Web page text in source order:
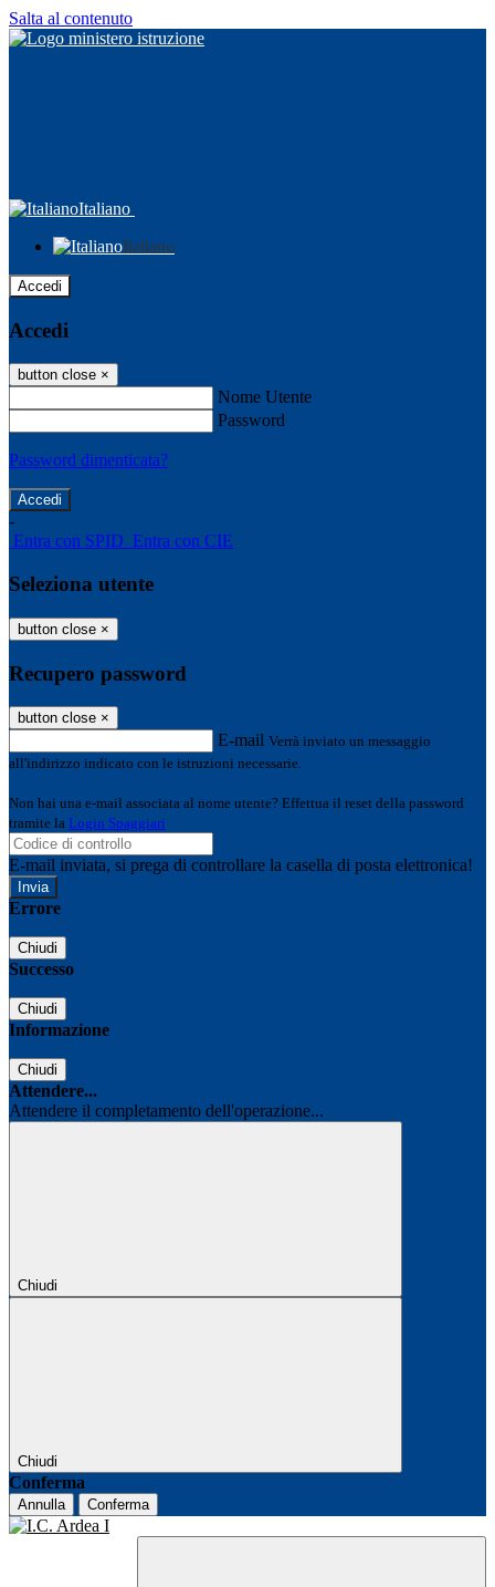
Salta al contenuto
Italiano
Italiano
Accedi
Accedi
button close ×
Nome Utente
Password
Password dimenticata?
-
Entra con SPID Entra con CIE
Seleziona utente
button close ×
Recupero password
button close ×
E-mail Verrà inviato un messaggio
all'indirizzo indicato con le istruzioni necessarie.
Non hai una e-mail associata al nome utente? Effettua il reset della password
tramite la Login Spaggiari
E-mail inviata, si prega di controllare la casella di posta elettronica!
Errore
Chiudi
Successo
Chiudi
Informazione
Chiudi
Attendere...
Attendere il completamento dell'operazione...
Chiudi
Chiudi
Conferma
Annulla Conferma